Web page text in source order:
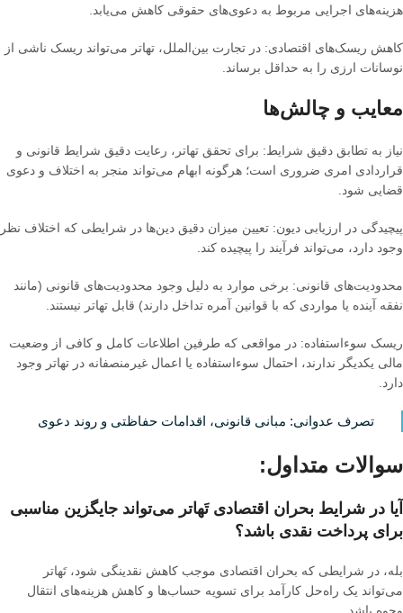
هزینه‌های اجرایی مربوط به دعوی‌های حقوقی کاهش می‌یابد
کاهش ریسک‌های اقتصادی: در تجارت بین‌الملل، تهاتر می‌تواند ریسک ناشی از
نوسانات ارزی را به حداقل برساند
معایب و چالش‌ها
نیاز به تطابق دقیق شرایط: برای تحقق تهاتر، رعایت دقیق شرایط قانونی و
قراردادی امری ضروری است؛ هرگونه ابهام می‌تواند منجر به اختلاف و دعوی
قضایی شود
پیچیدگی در ارزیابی دیون: تعیین میزان دقیق دین‌ها در شرایطی که اختلاف نظر
وجود دارد، می‌تواند فرآیند را پیچیده کند
محدودیت‌های قانونی: برخی موارد به دلیل وجود محدودیت‌های قانونی (مانند
نفقه آینده یا مواردی که با قوانین آمره تداخل دارند) قابل تهاتر نیستند
ریسک سوءاستفاده: در مواقعی که طرفین اطلاعات کامل و کافی از وضعیت
مالی یکدیگر ندارند، احتمال سوءاستفاده یا اعمال غیرمنصفانه در تهاتر وجود
دارد
تصرف عدوانی: مبانی قانونی، اقدامات حفاظتی و روند دعوی
سوالات متداول:
آیا در شرایط بحران اقتصادی تَهاتر می‌تواند جایگزین مناسبی
برای پرداخت نقدی باشد؟
بله، در شرایطی که بحران اقتصادی موجب کاهش نقدینگی شود، تَهاتر
می‌تواند یک راه‌حل کارآمد برای تسویه حساب‌ها و کاهش هزینه‌های انتقال